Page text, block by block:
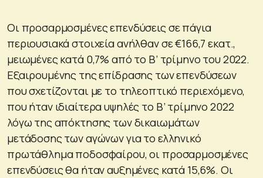
Οι προσαρμοσμένες επενδύσεις σε πάγια
περιουσιακά στοιχεία ανήλθαν σε €166,7 εκατ.,
μειωμένες κατά 0,7% από το Β’ τρίμηνο του 2022.
Εξαιρουμένης της επίδρασης των επενδύσεων
που σχετίζονται με το τηλεοπτικό περιεχόμενο,
που ήταν ιδιαίτερα υψηλές το Β’ τρίμηνο 2022
λόγω της απόκτησης των δικαιωμάτων
μετάδοσης των αγώνων για το ελληνικό
πρωτάθλημα ποδοσφαίρου, οι προσαρμοσμένες
επενδύσεις θα ήταν αυξημένες κατά 15,6%. Οι